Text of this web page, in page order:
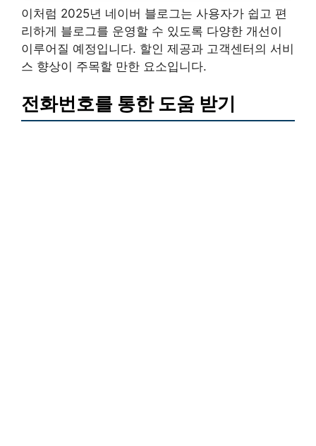
이처럼 2025년 네이버 블로그는 사용자가 쉽고 편
리하게 블로그를 운영할 수 있도록 다양한 개선이
이루어질 예정입니다. 할인 제공과 고객센터의 서비
스 향상이 주목할 만한 요소입니다.
전화번호를 통한 도움 받기